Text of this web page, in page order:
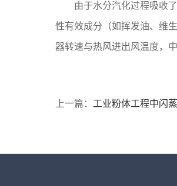
由于水分汽化过程吸收
性有效成分（如挥发油、维
器转速与热风进出风温度，
上一篇： 工业粉体工程中闪